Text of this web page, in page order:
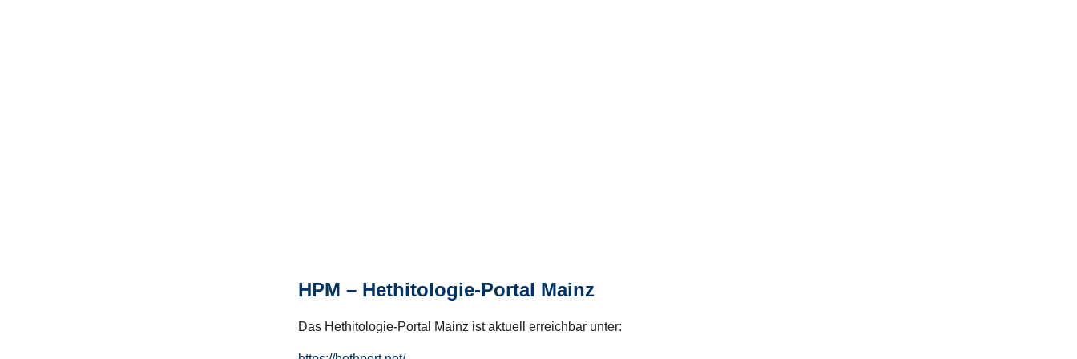
HPM – Hethitologie-Portal Mainz
Das Hethitologie-Portal Mainz ist aktuell erreichbar unter: